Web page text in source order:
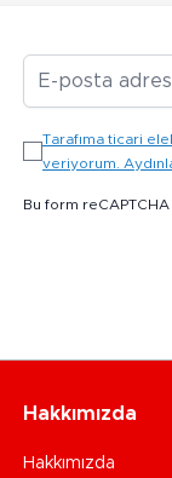
Tarafıma ticari
veriyorum.
Bu form
Hakkımızda
Hakkımızda